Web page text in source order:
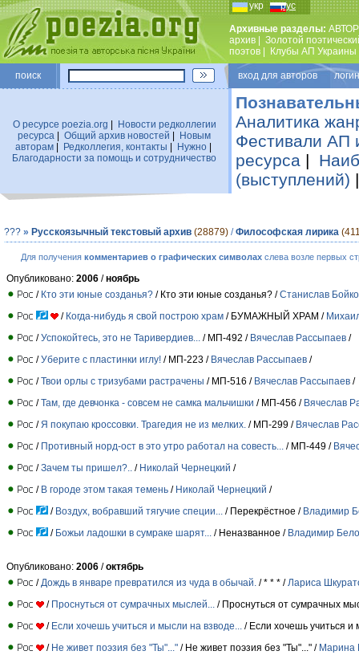
укр рус
Архивные разделы:
архив
Золотой
поэтов
Клубы АП Украины
поиск вход для авторов
О ресурсе poezia.org
Новости редколлегии
ресурса
Общий архив новостей
Новым
авторам| Редколлегия, контакты Нужно|
Благодарности за помощь и сотрудничество
Аналитика
Фестивали АП
ресурса |
(выступлений)
??? » Русскоязычный текстовый архив (28879) /Философская лирика
Для получения комментариев о графических символахслева возле первых
Опубликовано: 2006 /ноябрь
/ Кто эти юные созданья? / Кто эти юные созданья? /Станислав Бойко
/ Когда-нибудь я свой построю храм / БУМАЖНЫЙ ХРАМ /
/Успокойтесь, это не Таривердиев... / МП-492 / Вячеслав Рассыпаев /
/Уберите с пластинки иглу! / МП-223 / Вячеслав Рассыпаев /
/Твои орлы с тризубами растрачены / МП-516 / Вячеслав Рассыпаев /
/Там, где девчонка - совсем не самка мальчишки / МП-456 / Вячеслав
/ Я покупаю кроссовки. Трагедия не из мелких. / МП-299 / Вячеслав
/ Противный норд-ост в это утро работал на совесть... / МП-449 /
/Зачем ты пришел?.. / Николай Чернецкий /
/ В городе этом такая темень / Николай Чернецкий /
/ Воздух, вобравший тягучие специи... / Перекрёстное / Владимир
/ Божьи ладошки в сумраке шарят... / Неназванное / Владимир
Опубликовано: 2006 /октябрь
/ Дождь в январе превратился из чуда в обычай. / * * * / Лариса
/ Проснуться от сумрачных мыслей...
/ Проснуться от сумрачных
/ Если хочешь учиться и мысли на взводе...
/ Если хочешь учиться и
/ Не живет поэзия без "Ты"..." / Не живет поэзия без "Ты"..." / Марина